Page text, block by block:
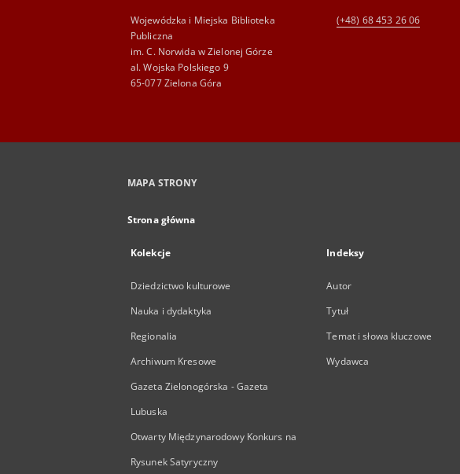
Wojewódzka i Miejska Biblioteka
Publiczna
im. C. Norwida w Zielonej Górze
al. Wojska Polskiego 9
65-077 Zielona Góra
(+48) 68 453 26 06
MAPA STRONY
Strona główna
Kolekcje
Dziedzictwo kulturowe
Nauka i dydaktyka
Regionalia
Archiwum Kresowe
Gazeta Zielonogórska - Gazeta
Lubuska
Otwarty Międzynarodowy Konkurs na
Rysunek Satyryczny
Indeksy
Autor
Tytuł
Temat i słowa kluczowe
Wydawca